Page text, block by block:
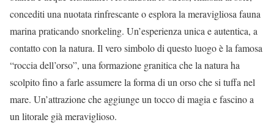
concediti una nuotata rinfrescante o esplora la meravigliosa fauna
marina praticando snorkeling. Un’esperienza unica e autentica, a
contatto con la natura. Il vero simbolo di questo luogo è la famosa
“roccia dell’orso”, una formazione granitica che la natura ha
scolpito fino a farle assumere la forma di un orso che si tuffa nel
mare. Un’attrazione che aggiunge un tocco di magia e fascino a
un litorale già meraviglioso.